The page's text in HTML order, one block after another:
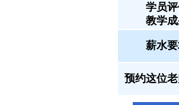
学员评
教学成
薪水要
预约这位老